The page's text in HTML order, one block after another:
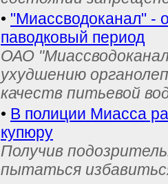
• "Миассводоканал" -
паводковый период
ОАО
ухудшению
качеств питьевой
• В полиции Миасса
купюру
Получив
пытаться